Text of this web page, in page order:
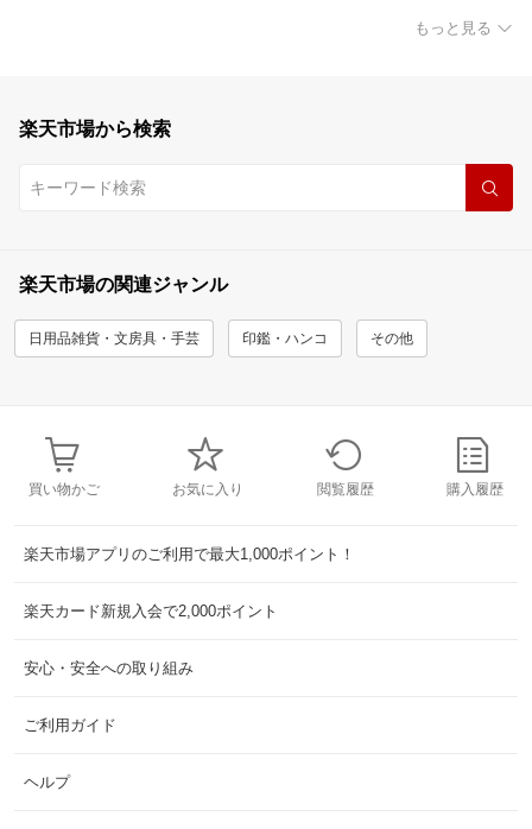
もっと見る
楽天市場から検索
楽天市場の関連ジャンル
日用品雑貨・文房具・手芸 印鑑・ハンコ その他
買い物かご お気に入り 閲覧履歴 購入履歴
楽天市場アプリのご利用で最大1,000ポイント！
楽天カード新規入会で2,000ポイント
安心・安全への取り組み
ご利用ガイド
ヘルプ